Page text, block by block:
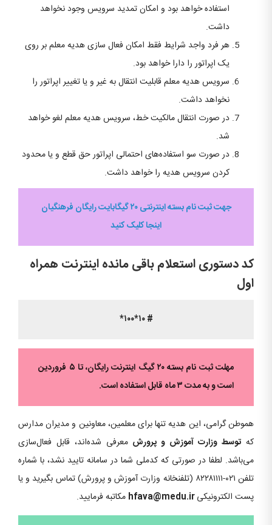
استفاده خواهد بود و امکان تمدید سرویس وجود نخواهد
داشت.
هر فرد واجد شرایط فقط امکان فعال سازی هدیه معلم بر روی
یک اپراتور را دارا خواهد بود.
سرویس هدیه معلم قابلیت انتقال به غیر و یا تغییر اپراتور را
نخواهد داشت.
در صورت انتقال مالکیت خط، سرویس هدیه معلم لغو خواهد
شد.
در صورت سو استفاده‌های احتمالی اپراتور حق قطع و یا محدود
کردن سرویس هدیه را خواهد داشت.
جهت ثبت نام بسته اینترنتی ۲۰ گیگابایت رایگان فرهنگیان
اینجا کلیک کنید
کد دستوری استعلام باقی مانده اینترنت همراه
اول
# ۱۰*۱۰۰*
مهلت ثبت نام بسته ۲۰ گیگ اینترنت رایگان، تا ۵ فروردین
است و به مدت ۳ ماه قابل استفاده است.
هموطن گرامی، این هدیه تنها برای معلمین، معاونین و مدیران مدارس
که توسط وزارت آموزش و پرورش معرفی شده‌اند، قابل فعال‌سازی
می‌باشد. لطفا در صورتی که کدملی شما در سامانه تایید نشد، با شماره
تلفن ۰۲۱-۸۲۲۸۱۱۱۱ (تلفنخانه وزارت آموزش و پرورش) تماس بگیرید و یا
پست الکترونیکی
مکاتبه فرمایید.